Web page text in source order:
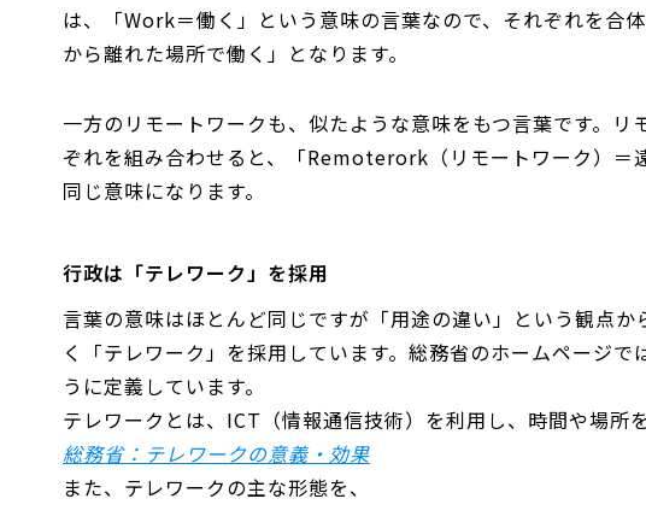
は、「Work＝働く」という意味の言葉なので、それぞれを合
から離れた場所で働く」となります。
一方のリモートワークも、似たような意味をもつ言葉です。
ぞれを組み合わせると、「Remoterork（リモートワーク）＝
同じ意味になります。
行政は「テレワーク」を採用
言葉の意味はほとんど同じですが「用途の違い」という観点
く「テレワーク」を採用しています。総務省のホームページ
うに定義しています。
テレワークとは、ICT（情報通信技術）を利用し、時間や場所
総務省：テレワークの意義・効果
また、テレワークの主な形態を、